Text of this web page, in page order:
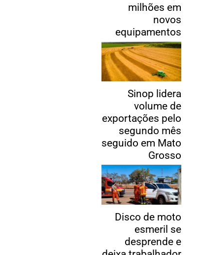
milhões em
novos
equipamentos
Sinop lidera
volume de
exportações pelo
segundo mês
seguido em Mato
Grosso
Disco de moto
esmeril se
desprende e